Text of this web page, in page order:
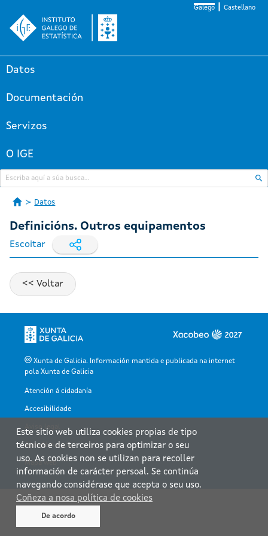
Galego Castellano
Datos
Documentación
Servizos
O IGE
Datos
Definicións. Outros equipamentos
Escoitar
Xunta de Galicia. Información mantida e publicada na internet
pola Xunta de Galicia
Atención á cidadanía
Accesibilidade
Aviso legal
Atendémolo/a
Mapa web
Este sitio web utiliza cookies propias de tipo
técnico e de terceiros para optimizar o seu
uso. As cookies non se utilizan para recoller
información de carácter persoal. Se continúa
navegando considérase que acepta o seu uso.
Coñeza a nosa política de cookies
De acordo